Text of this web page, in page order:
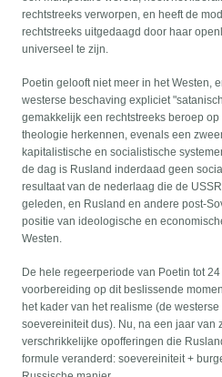
rechtstreeks verworpen, en heeft de
rechtstreeks uitgedaagd door haar
universeel te zijn.
Poetin gelooft niet meer in het Westen,
westerse beschaving expliciet
gemakkelijk een rechtstreeks beroep
theologie herkennen, evenals een
kapitalistische en socialistische
de dag is Rusland inderdaad geen
resultaat van de nederlaag die de
geleden, en Rusland en andere post-
positie van ideologische en
Westen.
De hele regeerperiode van Poetin tot
voorbereiding op dit beslissende
het kader van het realisme (de
soevereiniteit dus). Nu, na een jaar van
verschrikkelijke opofferingen die
formule veranderd: soevereiniteit +